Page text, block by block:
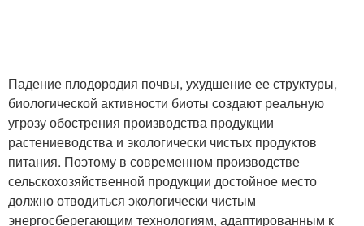
Падение плодородия почвы, ухудшение ее структу­ры,
биологической активности биоты создают реальную
угрозу обострения производства продук­ции
растениеводства и экологически чистых про­дуктов
питания. Поэтому в современном производ­стве
сельскохозяйственной продукции достойное место
должно отводиться экологически чистым
энергосберегающим технологиям, адаптированным к